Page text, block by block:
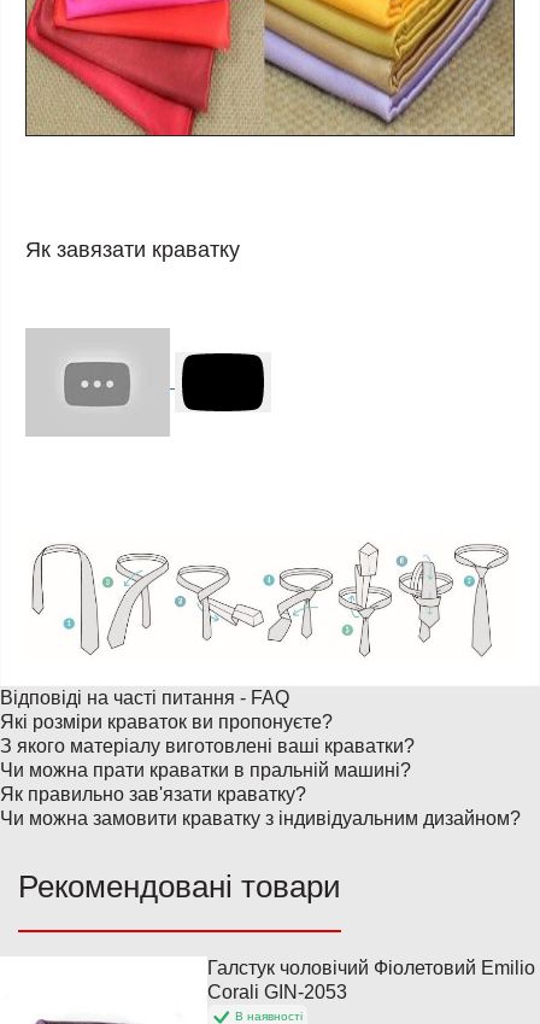
Як завязати краватку
Відповіді на часті питання - FAQ
Які розміри краваток ви пропонуєте?
З якого матеріалу виготовлені ваші краватки?
Чи можна прати краватки в пральній машині?
Як правильно зав'язати краватку?
Чи можна замовити краватку з індивідуальним дизайном?
Рекомендовані товари
Галстук чоловічий Фіолетовий Emilio
Corali GIN-2053
В наявності